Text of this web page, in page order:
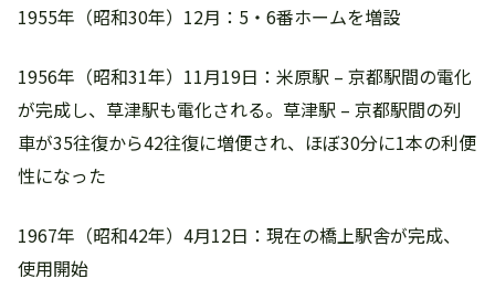
1955年（昭和30年）12月：5・6番ホームを増設
1956年（昭和31年）11月19日：米原駅 – 京都駅間の電化
が完成し、草津駅も電化される。草津駅 – 京都駅間の列
車が35往復から42往復に増便され、ほぼ30分に1本の利便
性になった
1967年（昭和42年）4月12日：現在の橋上駅舎が完成、
使用開始